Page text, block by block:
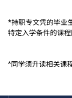
*持职专文凭的毕业
特定入学条件的课程
^同学须升读相关课